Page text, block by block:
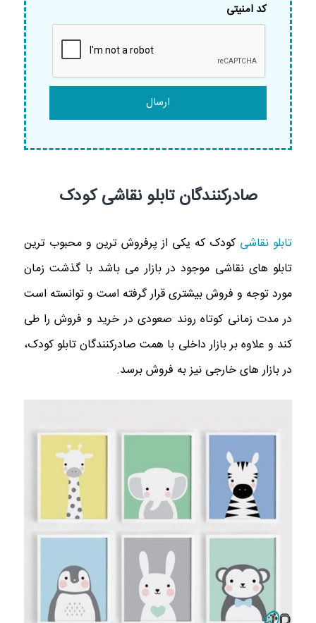
کد امنیتی
صادرکنندگان تابلو نقاشی کودک
تابلو نقاشی کودک که یکی از پرفروش ترین و محبوب ترین
تابلو های نقاشی موجود در بازار می باشد با گذشت زمان
مورد توجه و فروش بیشتری قرار گرفته است و توانسته است
در مدت زمانی کوتاه روند صعودی در خرید و فروش را طی
کند و علاوه بر بازار داخلی با همت صادرکنندگان تابلو کودک،
در بازار های خارجی نیز به فروش برسد.